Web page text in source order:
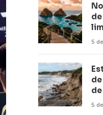
a
5
5